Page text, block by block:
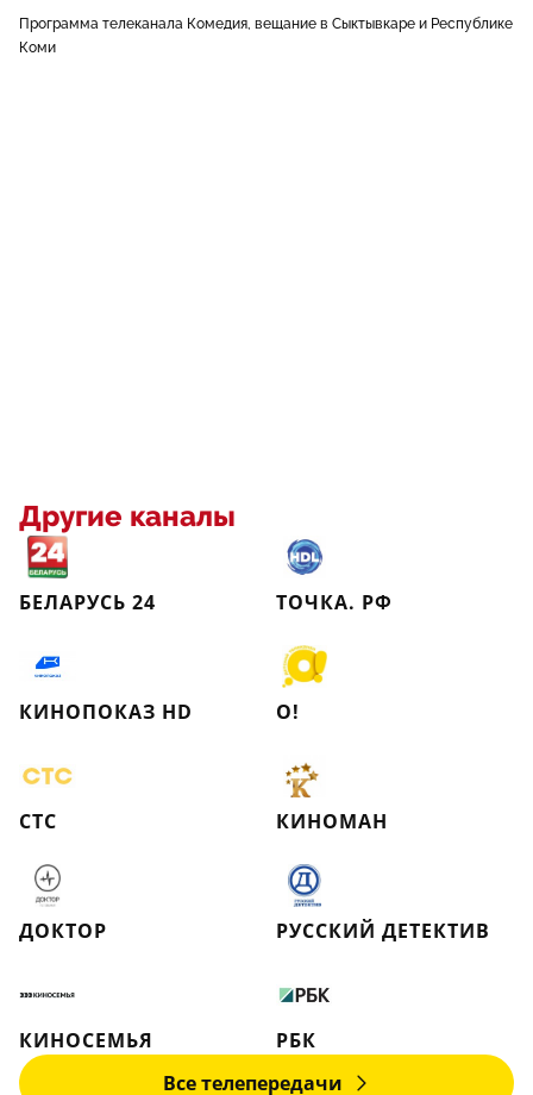
Программа телеканала Комедия, вещание в Сыктывкаре и Республике
Коми
Другие каналы
БЕЛАРУСЬ 24 ТОЧКА. РФ
КИНОПОКАЗ HD О!
СТС КИНОМАН
ДОКТОР РУССКИЙ ДЕТЕКТИВ
КИНОСЕМЬЯ
РБК
Все телепередачи